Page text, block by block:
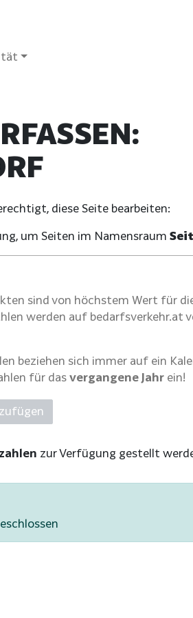
diese Seite bearbeiten:
um Seiten im Namensraum
sind von höchstem Wert für
werden auf
beziehen sich immer auf ein
für das vergangene Jahr ein!
zur Verfügung gestellt